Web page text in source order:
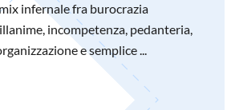
infernale fra burocrazia
incompetenza, pedanteria,
e semplice ...